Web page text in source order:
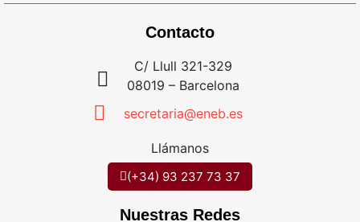
Contacto
C/ Llull 321-329
08019 – Barcelona
secretaria@eneb.es
Llámanos
(+34) 93 237 73 37
Nuestras Redes